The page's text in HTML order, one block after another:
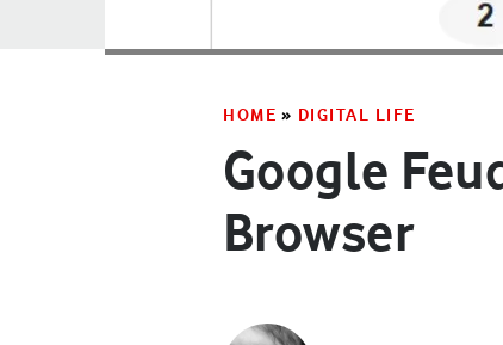
HOME » DIGITAL LIFE
Google
Browser